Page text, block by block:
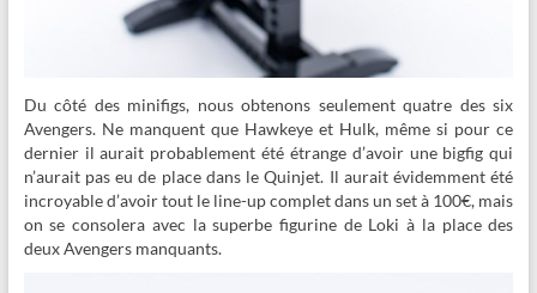
Du côté des minifigs, nousobtenons seulement quatre des six
Avengers. Ne manquent que Hawkeye et Hulk, même si pour ce
dernier il aurait probablement été étrange d’avoir une bigfig qui
n’aurait pas eu de place dans le Quinjet. Il aurait évidemment été
incroyable d’avoir tout le line-up complet dans un set à 100€, mais
on se consolera avec la superbe figurine de Loki à la place des
deux Avengers manquants.